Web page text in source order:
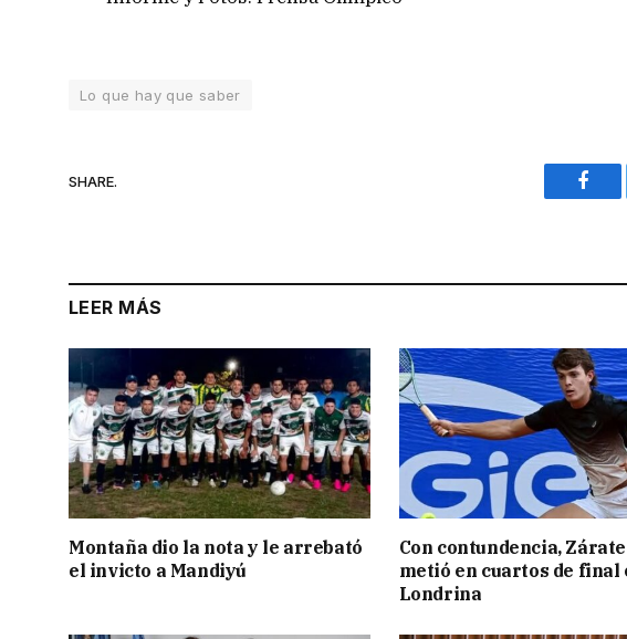
Lo que hay que saber
SHARE.
LEER MÁS
Montaña dio la nota y le arrebató
el invicto a Mandiyú
Con contundencia,
metió en cuartos de final
Londrina